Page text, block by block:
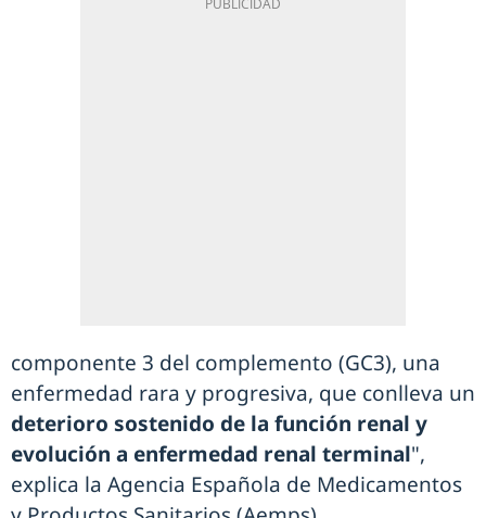
componente 3 del complemento (GC3), una
enfermedad rara y progresiva, que conlleva un
deterioro sostenido de la función renal y
evolución a enfermedad renal terminal",
explica la Agencia Española de Medicamentos